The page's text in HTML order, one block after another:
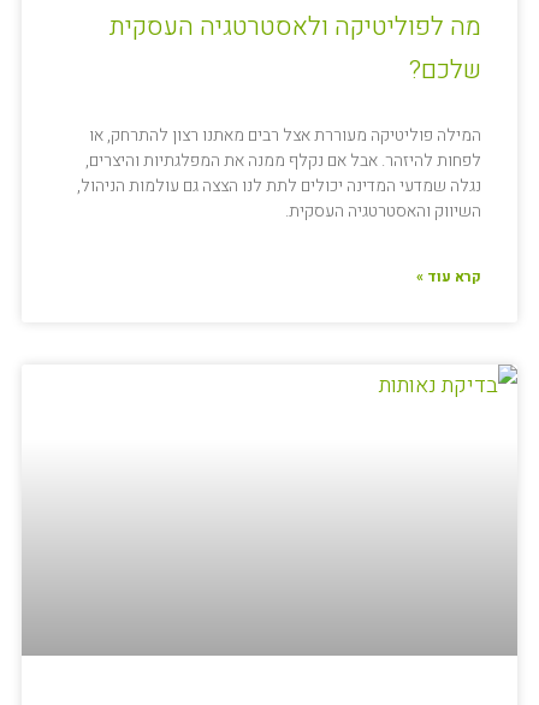
מה לפוליטיקה ולאסטרטגיה העסקית
שלכם?
המילה פוליטיקה מעוררת אצל רבים מאתנו רצון להתרחק, או
לפחות להיזהר. אבל אם נקלף ממנה את המפלגתיות והיצרים,
נגלה שמדעי המדינה יכולים לתת לנו הצצה גם עולמות הניהול,
השיווק והאסטרטגיה העסקית.
קרא עוד »